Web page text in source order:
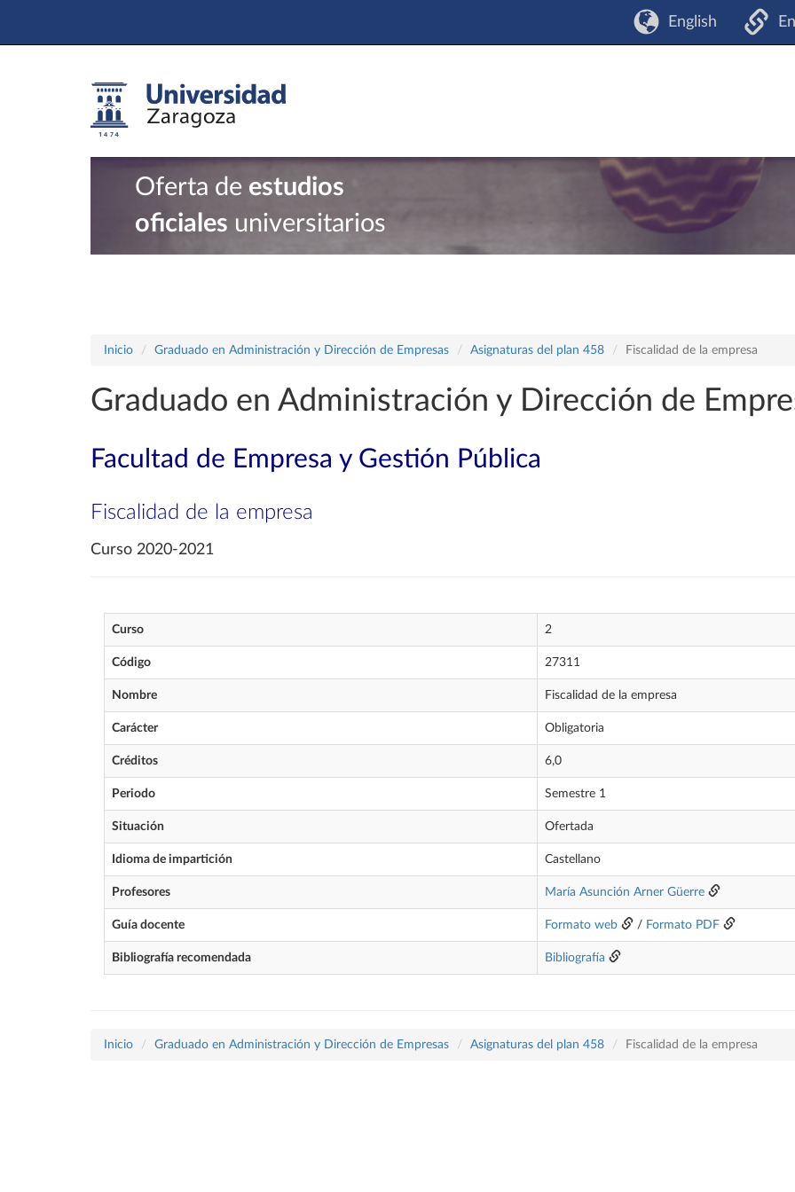
English
Oferta de estudios
oficiales universitarios
Inicio Graduado en Administración y Dirección de Empresas Asignaturas del plan 458 Fiscalidad de la empresa
Graduado en Administración y Dirección de
Facultad de Empresa y Gestión Pública
Fiscalidad de la empresa
Curso 2020-2021
Curso 2
Código 27311
Nombre Fiscalidad de la empresa
Carácter Obligatoria
Créditos 6,0
Periodo Semestre 1
Situación Ofertada
Idioma de impartición Castellano
Profesores María Asunción Arner Güerre
Guía docente Formato web / Formato PDF
Bibliografía recomendada Bibliografía
Inicio Graduado en Administración y Dirección de Empresas Asignaturas del plan 458 Fiscalidad de la empresa